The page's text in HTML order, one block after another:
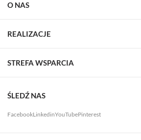
O NAS
REALIZACJE
STREFA WSPARCIA
ŚLEDŹ NAS
FacebookLinkedinYouTubePinterest